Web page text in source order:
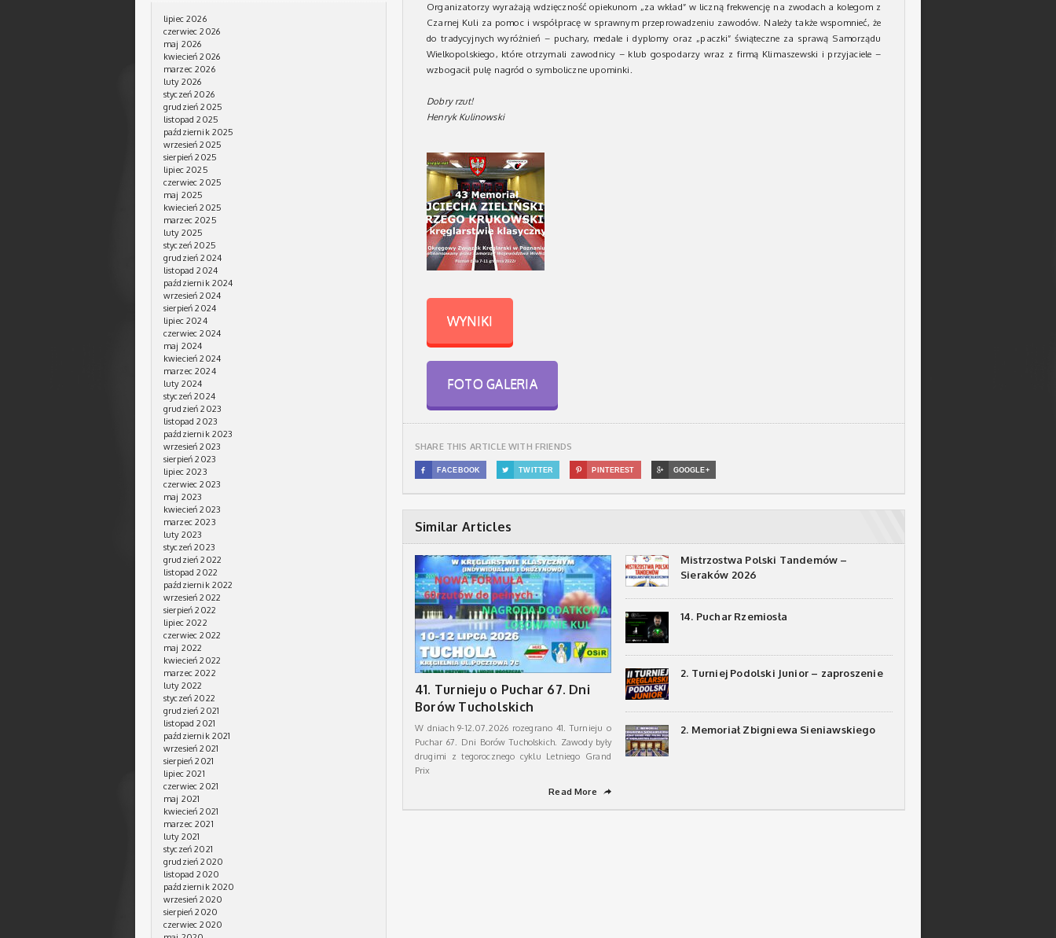
Organizatorzy wyrażają wdzięczność opiekunom „za wkład” w liczną frekwencję na zwodach a kolegom z
Czarnej Kuli za pomoc i współpracę w sprawnym przeprowadzeniu zawodów. Należy także wspomnieć, że
do tradycyjnych wyróżnień – puchary, medale i dyplomy oraz „paczki” świąteczne za sprawą Samorządu
Wielkopolskiego, które otrzymali zawodnicy – klub gospodarzy wraz z firmą Klimaszewski i przyjaciele –
wzbogacił pulę nagród o symboliczne upominki.
Dobry rzut!
Henryk Kulinowski
WYNIKI
FOTO GALERIA
SHARE THIS ARTICLE WITH FRIENDS
 FACEBOOK  TWITTER  PINTEREST  GOOGLE+
Similar Articles
41. Turnieju o Puchar 67. Dni
Borów Tucholskich
W dniach 9-12.07.2026 rozegrano 41. Turnieju o
Puchar 67. Dni Borów Tucholskich. Zawody były
drugimi z tegorocznego cyklu Letniego Grand
Prix
Read More
➦
Mistrzostwa Polski Tandemów –
Sieraków 2026
14. Puchar Rzemiosła
2. Turniej Podolski Junior – zaproszenie
2. Memoriał Zbigniewa Sieniawskiego
lipiec 2026
czerwiec 2026
maj 2026
kwiecień 2026
marzec 2026
luty 2026
styczeń 2026
grudzień 2025
listopad 2025
październik 2025
wrzesień 2025
sierpień 2025
lipiec 2025
czerwiec 2025
maj 2025
kwiecień 2025
marzec 2025
luty 2025
styczeń 2025
grudzień 2024
listopad 2024
październik 2024
wrzesień 2024
sierpień 2024
lipiec 2024
czerwiec 2024
maj 2024
kwiecień 2024
marzec 2024
luty 2024
styczeń 2024
grudzień 2023
listopad 2023
październik 2023
wrzesień 2023
sierpień 2023
lipiec 2023
czerwiec 2023
maj 2023
kwiecień 2023
marzec 2023
luty 2023
styczeń 2023
grudzień 2022
listopad 2022
październik 2022
wrzesień 2022
sierpień 2022
lipiec 2022
czerwiec 2022
maj 2022
kwiecień 2022
marzec 2022
luty 2022
styczeń 2022
grudzień 2021
listopad 2021
październik 2021
wrzesień 2021
sierpień 2021
lipiec 2021
czerwiec 2021
maj 2021
kwiecień 2021
marzec 2021
luty 2021
styczeń 2021
grudzień 2020
listopad 2020
październik 2020
wrzesień 2020
sierpień 2020
czerwiec 2020